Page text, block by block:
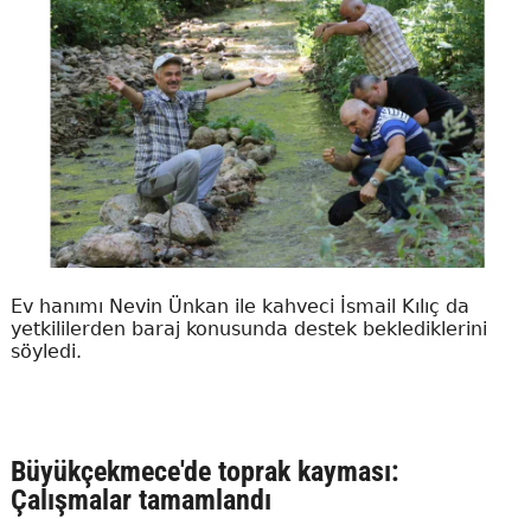
Ev hanımı Nevin Ünkan ile kahveci İsmail Kılıç da
yetkililerden baraj konusunda destek beklediklerini
söyledi.
Büyükçekmece'de toprak kayması:
Çalışmalar tamamlandı